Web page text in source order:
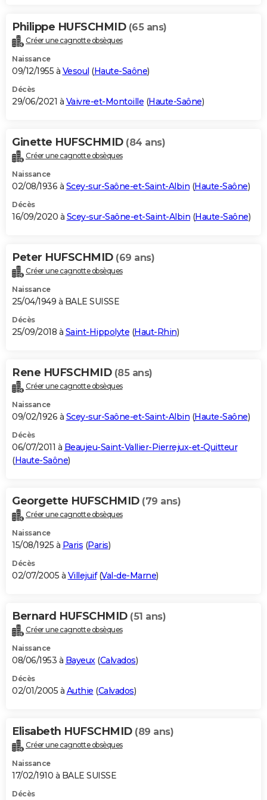
Philippe HUFSCHMID (65 ans)
Créer une cagnotte obsèques
Naissance
09/12/1955 à Vesoul (Haute-Saône)
Décès
29/06/2021 à Vaivre-et-Montoille (Haute-Saône)
Ginette HUFSCHMID (84 ans)
Créer une cagnotte obsèques
Naissance
02/08/1936 à Scey-sur-Saône-et-Saint-Albin (Haute-Saône)
Décès
16/09/2020 à Scey-sur-Saône-et-Saint-Albin (Haute-Saône)
Peter HUFSCHMID (69 ans)
Créer une cagnotte obsèques
Naissance
25/04/1949 à BALE SUISSE
Décès
25/09/2018 à Saint-Hippolyte (Haut-Rhin)
Rene HUFSCHMID (85 ans)
Créer une cagnotte obsèques
Naissance
09/02/1926 à Scey-sur-Saône-et-Saint-Albin (Haute-Saône)
Décès
06/07/2011 à Beaujeu-Saint-Vallier-Pierrejux-et-Quitteur
(Haute-Saône)
Georgette HUFSCHMID (79 ans)
Créer une cagnotte obsèques
Naissance
15/08/1925 à Paris (Paris)
Décès
02/07/2005 à Villejuif(Val-de-Marne)
Bernard HUFSCHMID (51 ans)
Créer une cagnotte obsèques
Naissance
08/06/1953 à Bayeux(Calvados)
Décès
02/01/2005 à Authie (Calvados)
Elisabeth HUFSCHMID (89 ans)
Créer une cagnotte obsèques
Naissance
17/02/1910 à BALE SUISSE
Décès